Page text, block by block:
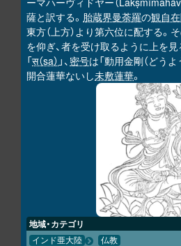
薩と訳する。 胎蔵界曼荼羅の観自
東方（上方）より第六位に配する。
を仰ぎ、者を受け取るように上を見
「स（sa） 」、 密号は「動用金剛（どうよ
開合蓮華ないし未敷蓮華。
地域・カテゴリ
インド亜大陸 仏教